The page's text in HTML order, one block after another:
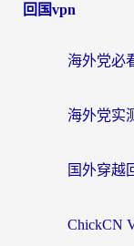
回国vpn